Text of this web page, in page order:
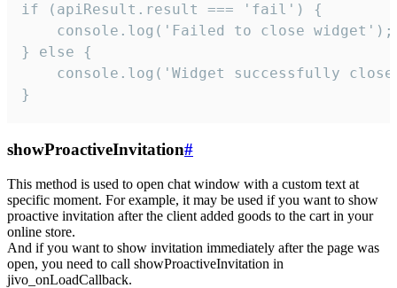
if (apiResult.result === 'fail') {
    console.log('Failed to close widget');
} else {
console.log('Widget successfully
}
showProactiveInvitation#
This method is used to open chat window with a custom text at
specific moment. For example, it may be used if you want to show
proactive invitation after the client added goods to the cart in your
online store.
And if you want to show invitation immediately after the page was
open, you need to call showProactiveInvitation in
jivo_onLoadCallback.